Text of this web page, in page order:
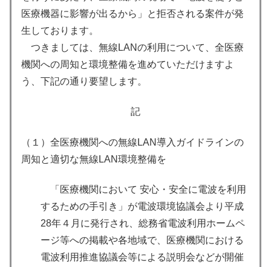
医療機器に影響が出るから」と拒否される案件が発
生しております。
つきましては、無線LANの利用について、全医療
機関への周知と環境整備を進めていただけますよ
う、下記の通り要望します。
記
（１）全医療機関への無線LAN導入ガイドラインの
周知と適切な無線LAN環境整備を
「医療機関において 安心・安全に電波を利用
するための手引き」が電波環境協議会より平成
28年４月に発行され、総務省電波利用ホームペ
ージ等への掲載や各地域で、医療機関における
電波利用推進協議会等による説明会などが開催